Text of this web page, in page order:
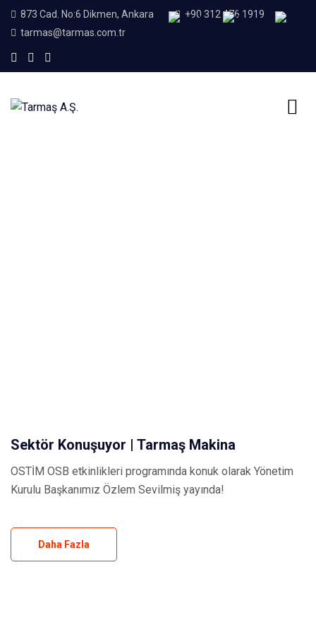
873 Cad. No:6 Dikmen, Ankara
+90 312 476 1919
tarmas@tarmas.com.tr
Sektör Konuşuyor | Tarmaş Makina
OSTİM OSB etkinlikleri programında konuk olarak Yönetim
Kurulu Başkanımız Özlem Sevilmiş yayında!
Daha Fazla